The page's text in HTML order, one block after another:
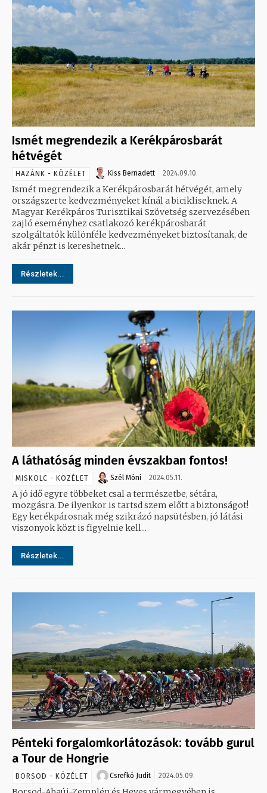
Ismét megrendezik a Kerékpárosbarát
hétvégét
HAZÁNK - KÖZÉLET Kiss Bernadett 2024.09.10.
Ismét megrendezik a Kerékpárosbarát hétvégét, amely
országszerte kedvezményeket kínál a bicikliseknek. A
Magyar Kerékpáros Turisztikai Szövetség szervezésében
zajló eseményhez csatlakozó kerékpárosbarát
szolgáltatók különféle kedvezményeket biztosítanak, de
akár pénzt is kereshetnek...
Részletek...
A láthatóság minden évszakban fontos!
MISKOLC - KÖZÉLET Szél Móni 2024.05.11.
A jó idő egyre többeket csal a természetbe, sétára,
mozgásra. De ilyenkor is tartsd szem előtt a biztonságot!
Egy kerékpárosnak még szikrázó napsütésben, jó látási
viszonyok közt is figyelnie kell...
Részletek...
Pénteki forgalomkorlátozások: tovább gurul
a Tour de Hongrie
BORSOD - KÖZÉLET Csrefkó Judit 2024.05.09.